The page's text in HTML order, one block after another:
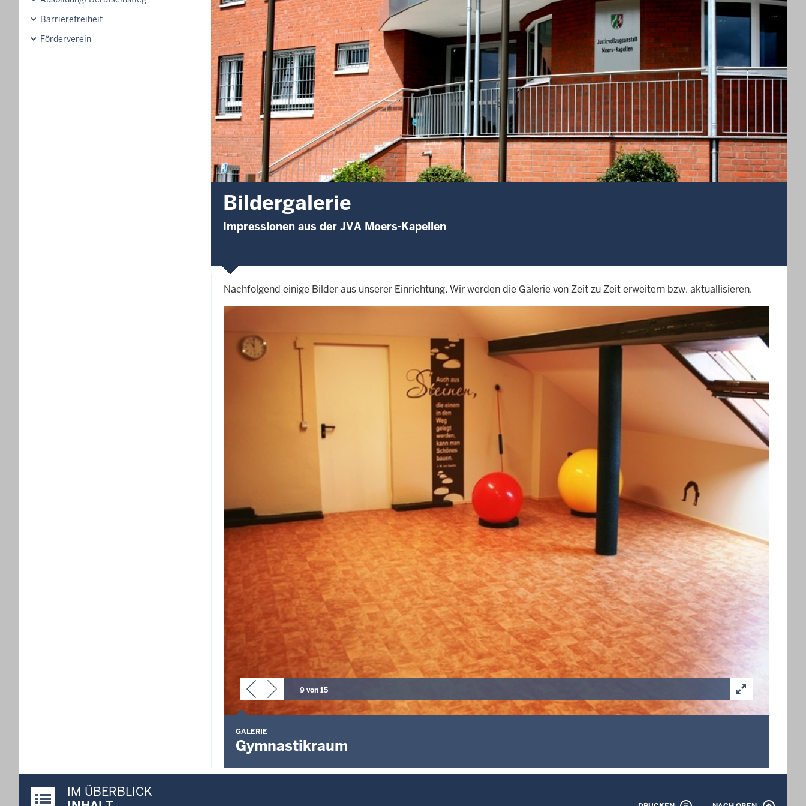
Barrierefreiheit
Förderverein
Bildergalerie
Impressionen aus der JVA Moers-Kapellen
Nachfolgend einige Bilder aus unserer Einrichtung. Wir werden die Galerie von Zeit zu Zeit erweitern bzw. aktuallisieren.
9 von 15
GALERIE
Gymnastikraum
Justiz-Portal im Überblick:
IM ÜBERBLICK